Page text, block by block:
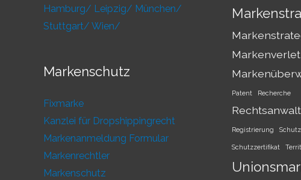
Hamburg/ Leipzig/ München/
Stuttgart/ Wien/
Markenschutz
Fixmarke
Kanzlei für Dropshippingrecht
Markenanmeldung Formular
Markenrechtler
Markenschutz
Patent Recherche
Registrierung
Schutzzertifikat